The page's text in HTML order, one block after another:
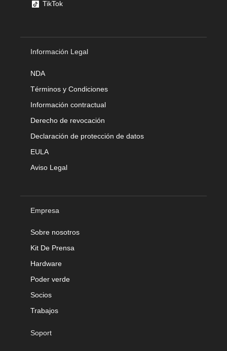
TikTok
Información Legal
NDA
Términos y Condiciones
Información contractual
Derecho de revocación
Declaración de protección de datos
EULA
Aviso Legal
Empresa
Sobre nosotros
Kit De Prensa
Hardware
Poder verde
Socios
Trabajos
Soport